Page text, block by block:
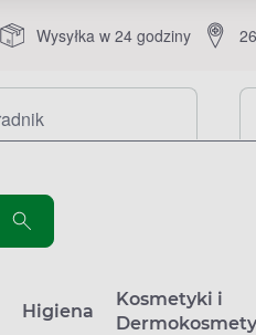
Wysyłka w 24 godziny
Higiena
Kosmetyki i